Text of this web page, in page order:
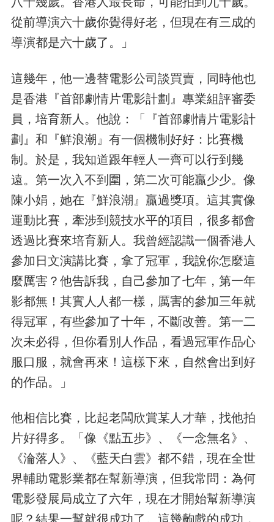
從前導演六十歲你覺得好老，但現在有三成的
導演都是六十歲了。」
這幾年，他一邊替電影公司談買賣，同時他也
是香港『首部劇情片電影計劃』專業組評審委
員，培育新人。他說：「『首部劇情片電影計
劃』和『鮮浪潮』有一個機制好好：比賽機
制。於是，我知道跟年輕人一齊可以行到幾
遠。第一次入不到圍，第二次可能贏少少。像
陳小娟，她在『鮮浪潮』贏過獎項。這其實像
運動比賽，牽涉到競技水平的項目，很多都會
透過比賽來培育新人。我曾經認識一個香港人
參加日文演講比賽，拿了冠軍，我說你怎麼這
麼厲害？他告訴我，自己參加了七年，第一年
影都無！其實人人都一樣，厲害的參加三年就
得冠軍，有些參加了十年，不斷改善。第一二
次未必得，但你看別人作品，看過冠軍作品心
服口服，就會再來！這樣下來，自然會出到好
的作品。」
他相信比賽，比起老闆欣賞某人才華，找他拍
片好得多。「像《點五步》、《一念無名》、
《淪落人》、《藍天白雲》都不錯，現在全世
界輔助電影業都在幫新導演，但我常問：為何
電影發展局成立了六年，現在才開始幫新導演
呢？結果一幫就很成功了。這幾齣戲的成功，